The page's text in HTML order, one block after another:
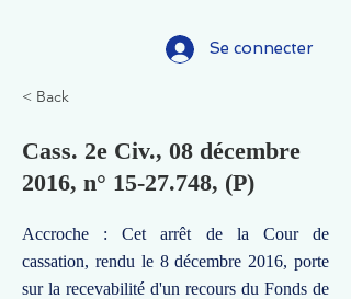
Se connecter
< Back
Cass. 2e Civ., 08 décembre
2016, n° 15-27.748, (P)
Accroche : Cet arrêt de la Cour de
cassation, rendu le 8 décembre 2016, porte
sur la recevabilité d'un recours du Fonds de